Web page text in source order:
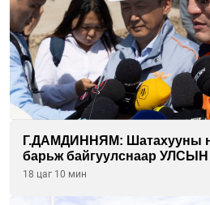
Г.ДАМДИННЯМ: Шатахууны
барьж байгуулснаар
САРААР НӨӨЦЛӨДӨГ болно
18 цаг 10 мин